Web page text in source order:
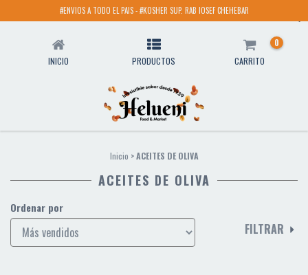
#ENVIOS A TODO EL PAIS - #KOSHER SUP. RAB IOSEF CHEHEBAR
ACEITES DE OLIVA
INICIO PRODUCTOS CARRITO
0
Inicio > ACEITES DE OLIVA
ACEITES DE OLIVA
Ordenar por
FILTRAR